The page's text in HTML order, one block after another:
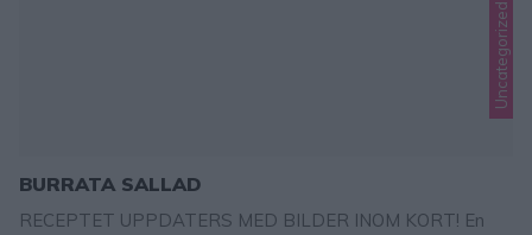
Uncategorized
BURRATA SALLAD
RECEPTET UPPDATERS MED BILDER INOM KORT! En